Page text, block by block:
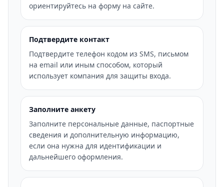
ориентируйтесь на форму на сайте.
Подтвердите контакт
Подтвердите телефон кодом из SMS, письмом
на email или иным способом, который
использует компания для защиты входа.
Заполните анкету
Заполните персональные данные, паспортные
сведения и дополнительную информацию,
если она нужна для идентификации и
дальнейшего оформления.